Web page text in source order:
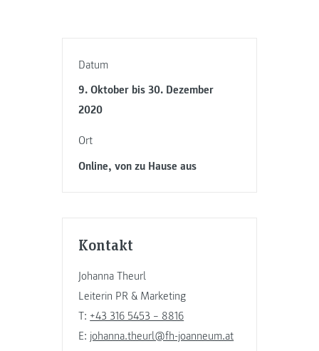
Datum
9. Oktober bis 30. Dezember
2020
Ort
Online, von zu Hause aus
Kontakt
Johanna Theurl
Leiterin PR & Marketing
T: +43 316 5453 – 8816
E: johanna.theurl@fh-joanneum.at